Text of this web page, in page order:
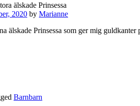
älskade Prinsessa
2020 by Marianne
älskade Prinsessa som ger mig guldkanter
Barnbarn